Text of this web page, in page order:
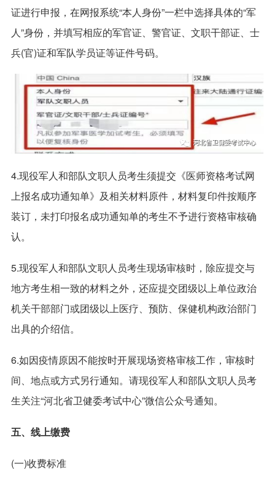
证进行申报，在网报系统“本人身份”一栏中选择具体的“军
人”身份，并填写相应的军官证、警官证、文职干部证、士
兵(官)证和军队学员证等证件号码。
4.现役军人和部队文职人员考生须提交《医师资格考试网
上报名成功通知单》及相关材料原件，材料复印件按顺序
装订，未打印报名成功通知单的考生不予进行资格审核确
认。
5.现役军人和部队文职人员考生现场审核时，除应提交与
地方考生相一致的材料之外，还应提交团级以上单位政治
机关干部部门或团级以上医疗、预防、保健机构政治部门
出具的介绍信。
6.如因疫情原因不能按时开展现场资格审核工作，审核时
间、地点或方式另行通知。请现役军人和部队文职人员考
生关注“河北省卫健委考试中心”微信公众号通知。
五、线上缴费
(一)收费标准